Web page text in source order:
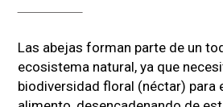
Las abejas forman parte de un
ecosistema natural, ya que
biodiversidad floral (néctar) para